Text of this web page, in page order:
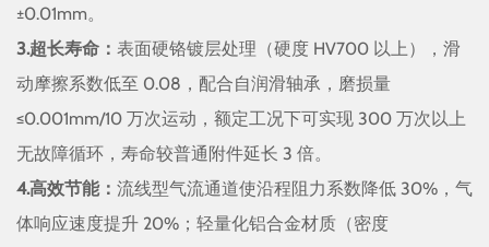
±0.01mm。​
3.超长寿命： 表面硬铬镀层处理（硬度 HV700 以上），滑
动摩擦系数低至 0.08，配合自润滑轴承，磨损量
≤0.001mm/10 万次运动，额定工况下可实现 300 万次以上
无故障循环，寿命较普通附件延长 3 倍。​
4.高效节能： 流线型气流通道使沿程阻力系数降低 30%，气
体响应速度提升 20%；轻量化铝合金材质（密度